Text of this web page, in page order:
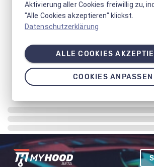
Aktivierung aller Cookies freiwillig zu,
"Alle Cookies akzeptieren" klickst.
Datenschutzerklärung
ALLE COOKIES
COOKIES ANPASSEN